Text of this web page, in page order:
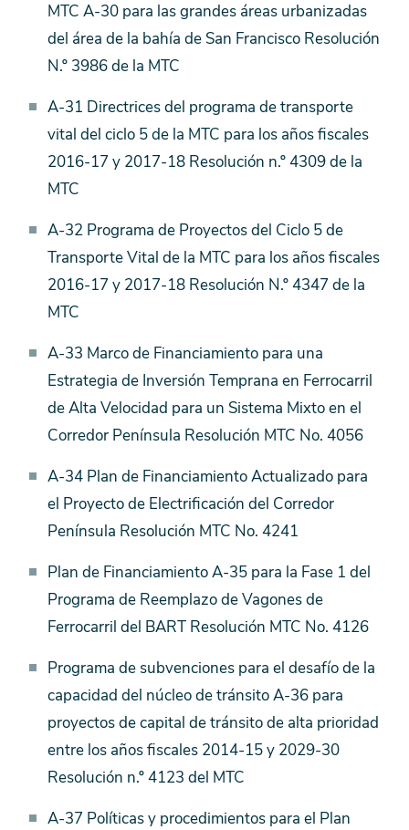
MTC A-30 para las grandes áreas urbanizadas
del área de la bahía de San Francisco Resolución
N.º 3986 de la MTC
A-31 Directrices del programa de transporte
vital del ciclo 5 de la MTC para los años fiscales
2016-17 y 2017-18 Resolución n.º 4309 de la
MTC
A-32 Programa de Proyectos del Ciclo 5 de
Transporte Vital de la MTC para los años fiscales
2016-17 y 2017-18 Resolución N.º 4347 de la
MTC
A-33 Marco de Financiamiento para una
Estrategia de Inversión Temprana en Ferrocarril
de Alta Velocidad para un Sistema Mixto en el
Corredor Península Resolución MTC No. 4056
A-34 Plan de Financiamiento Actualizado para
el Proyecto de Electrificación del Corredor
Península Resolución MTC No. 4241
Plan de Financiamiento A-35 para la Fase 1 del
Programa de Reemplazo de Vagones de
Ferrocarril del BART Resolución MTC No. 4126
Programa de subvenciones para el desafío de la
capacidad del núcleo de tránsito A-36 para
proyectos de capital de tránsito de alta prioridad
entre los años fiscales 2014-15 y 2029-30
Resolución n.º 4123 del MTC
A-37 Políticas y procedimientos para el Plan